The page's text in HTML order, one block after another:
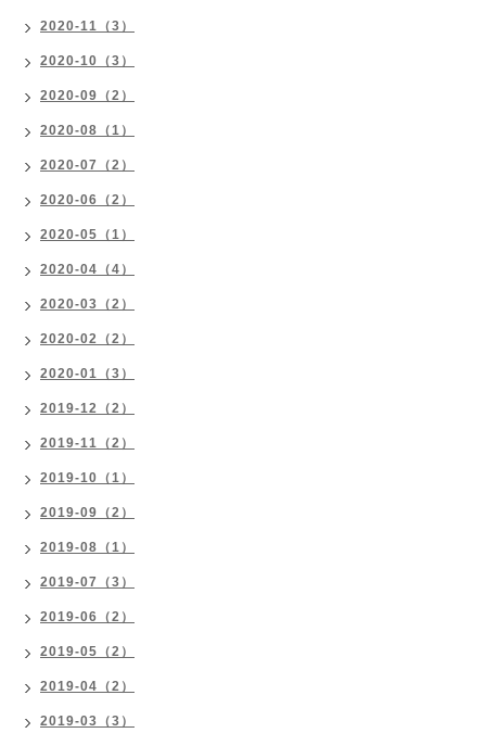
2020-11（3）
2020-10（3）
2020-09（2）
2020-08（1）
2020-07（2）
2020-06（2）
2020-05（1）
2020-04（4）
2020-03（2）
2020-02（2）
2020-01（3）
2019-12（2）
2019-11（2）
2019-10（1）
2019-09（2）
2019-08（1）
2019-07（3）
2019-06（2）
2019-05（2）
2019-04（2）
2019-03（3）